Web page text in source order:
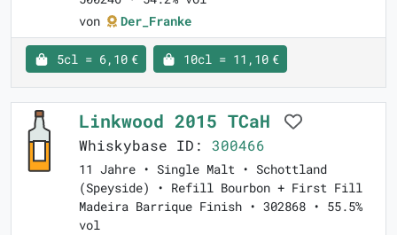
von
Der_Franke
5cl = 6,10 € 10cl = 11,10 €
Linkwood 2015 TCaH
Whiskybase ID: 300466
11 Jahre • Single Malt • Schottland
(Speyside) • Refill Bourbon + First Fill
Madeira Barrique Finish • 302868 • 55.5%
vol